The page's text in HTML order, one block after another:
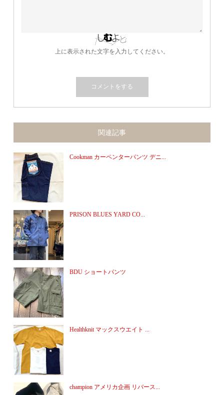
上に表示された文字を入力してください。
関連記事
Cookman カーペンターパンツ デニ...
PRISON BLUES YARD CO...
BDU ショートパンツ
Healthknit マックスウエイト ...
champion アメリカ企画 リバース...